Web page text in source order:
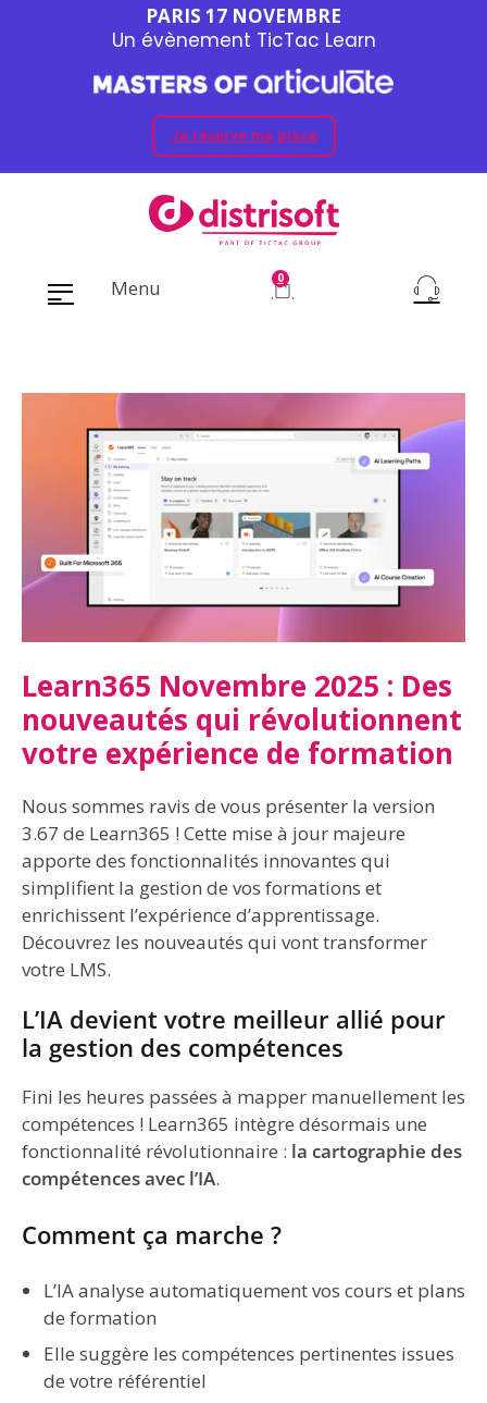
PARIS 17 NOVEMBRE
Un évènement TicTac Learn
Je réserve ma place
Menu 0
Learn365 Novembre 2025 : Des
nouveautés qui révolutionnent
votre expérience de formation
Nous sommes ravis de vous présenter la version
3.67 de Learn365 ! Cette mise à jour majeure
apporte des fonctionnalités innovantes qui
simplifient la gestion de vos formations et
enrichissent l’expérience d’apprentissage.
Découvrez les nouveautés qui vont transformer
votre LMS.
L’IA devient votre meilleur allié pour
la gestion des compétences
Fini les heures passées à mapper manuellement les
compétences ! Learn365 intègre désormais une
fonctionnalité révolutionnaire : la cartographie des
compétences avec l’IA.
Comment ça marche ?
L’IA analyse automatiquement vos cours et plans
de formation
Elle suggère les compétences pertinentes issues
de votre référentiel